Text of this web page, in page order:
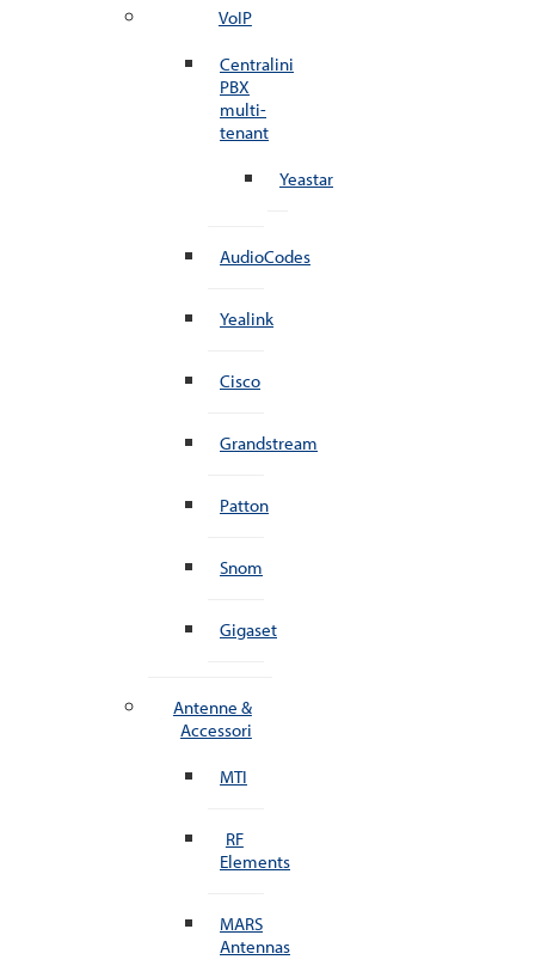
VoIP
Centralini
PBX
multi-
tenant
Yeastar
AudioCodes
Yealink
Cisco
Grandstream
Patton
Snom
Gigaset
Antenne &
Accessori
MTI
RF
Elements
MARS
Antennas